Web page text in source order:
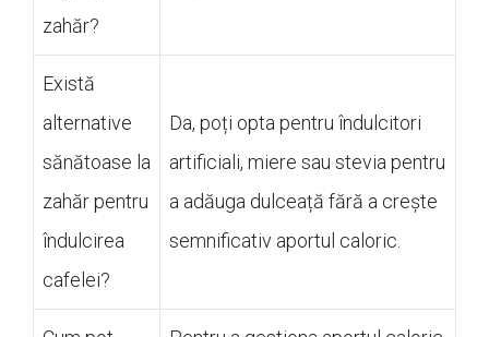
zahăr?
Există
alternative
sănătoase la
zahăr pentru
îndulcirea
cafelei?
Da, poți opta pentru îndulcitori
artificiali, miere sau stevia pentru
a adăuga dulceață fără a crește
semnificativ aportul caloric.